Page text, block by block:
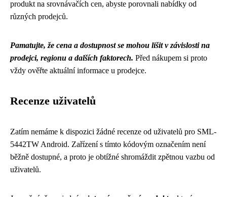
produkt na srovnávačích cen, abyste porovnali nabídky od
různých prodejců.
Pamatujte, že cena a dostupnost se mohou lišit v závislosti na
prodejci, regionu a dalších faktorech. Před nákupem si proto
vždy ověřte aktuální informace u prodejce.
Recenze uživatelů
Zatím nemáme k dispozici žádné recenze od uživatelů pro SML-
5442TW Android. Zařízení s tímto kódovým označením není
běžně dostupné, a proto je obtížné shromáždit zpětnou vazbu od
uživatelů.